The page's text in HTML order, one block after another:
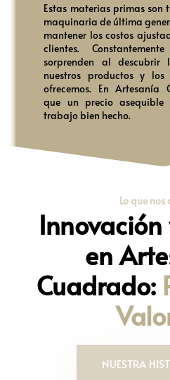
Estas materias primas
maquinaria de última
mantener los costos
clientes.
sorprenden al
nuestros productos y los
ofrecemos. En Artesanía
que un precio
trabajo bien hecho.
Lo que nos
en
Cuadrado:
NUESTRA